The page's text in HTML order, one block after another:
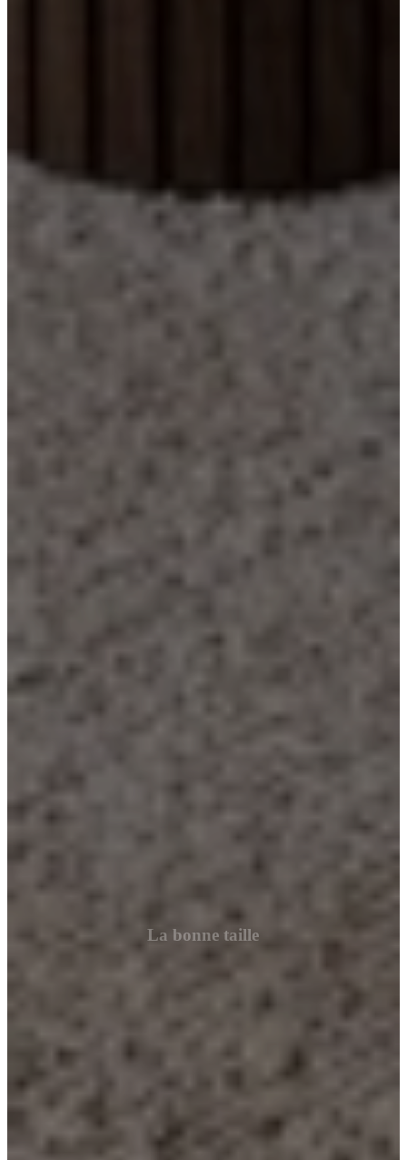
La bonne taille